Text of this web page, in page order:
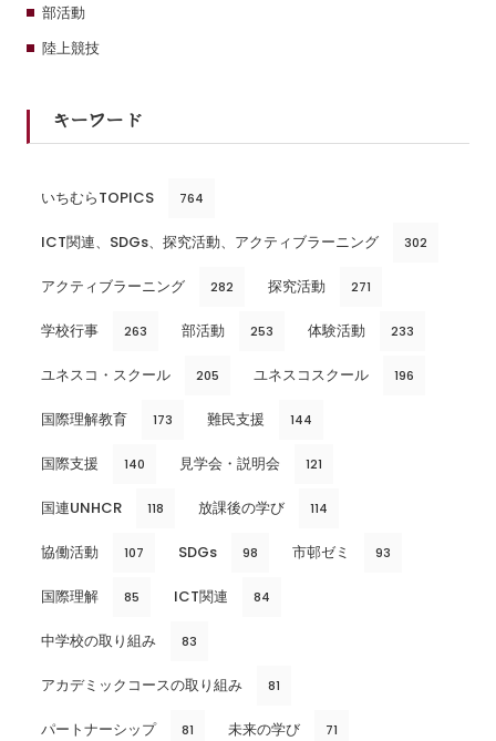
部活動
陸上競技
キーワード
いちむらTOPICS 764
ICT関連、SDGs、探究活動、アクティブラーニング 302
アクティブラーニング 282 探究活動 271
学校行事 263 部活動 253 体験活動 233
ユネスコ・スクール 205 ユネスコスクール 196
国際理解教育 173 難民支援 144
国際支援 140 見学会・説明会 121
国連UNHCR 118 放課後の学び 114
協働活動 107 SDGs 98 市邨ゼミ 93
国際理解 85 ICT関連 84
中学校の取り組み 83
アカデミックコースの取り組み 81
パートナーシップ 81 未来の学び 71